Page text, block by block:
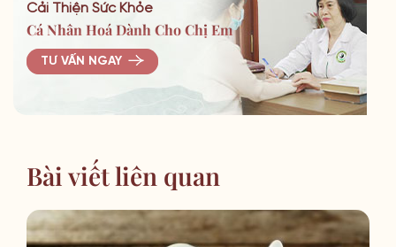
Cải Thiện Sức Khỏe
Cá Nhân Hoá Dành Cho Chị Em
TƯ VẤN NGAY
Bài viết liên quan